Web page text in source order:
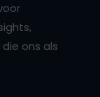
ons als